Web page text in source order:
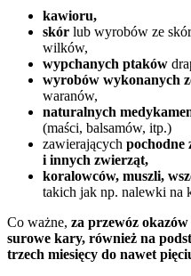
kawioru,
skór lub wyrobów ze
wilków,
wypchanych ptaków
wyrobów wykonanych
waranów,
naturalnych
(maści, balsamów, itp.)
zawierających pochodne
i innych zwierząt,
koralowców, muszli,
takich jak np. nalewki na
Co ważne, za przewóz
surowe kary, również na
trzech miesięcy do nawet